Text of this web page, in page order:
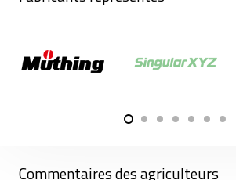
vous aidera à préparer vos champs
Tous les équipements de travail du
compris les germoirs, sont garantis
l'assurance de leur qualité et de leur
germoirs, notre service après-vente
Commentaires des agriculteurs